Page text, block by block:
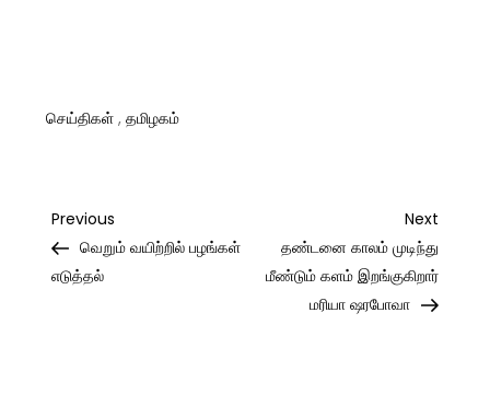
செய்திகள் ,தமிழகம்
Post
navigation
Previous
Post
Previous
வெறும் வயிற்றில் பழங்கள்
எடுத்தல்
Next
Post
Next
தண்டனை காலம் முடிந்து
மீண்டும் களம் இறங்குகிறார்
மரியா ஷரபோவா